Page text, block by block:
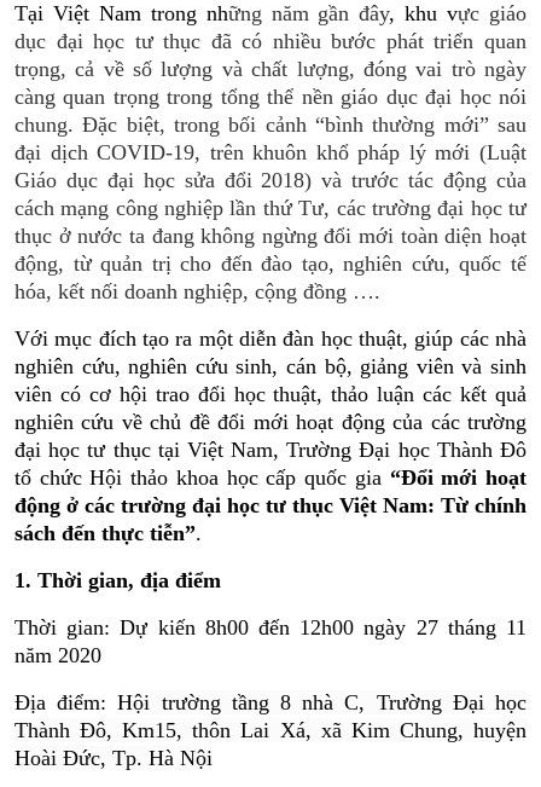
Tại Việt Nam trong những năm gần đây, khu vực giáo
dục đại học tư thục đã có nhiều bước phát triển quan
trọng, cả về số lượng và chất lượng, đóng vai trò ngày
càng quan trọng trong tổng thể nền giáo dục đại học nói
chung. Đặc biệt, trong bối cảnh “bình thường mới” sau
đại dịch COVID-19, trên khuôn khổ pháp lý mới (Luật
Giáo dục đại học sửa đổi 2018) và trước tác động của
cách mạng công nghiệp lần thứ Tư, các trường đại học tư
thục ở nước ta đang không ngừng đổi mới toàn diện hoạt
động, từ quản trị cho đến đào tạo, nghiên cứu, quốc tế
hóa, kết nối doanh nghiệp, cộng đồng ….
Với mục đích tạo ra một diễn đàn học thuật, giúp các nhà
nghiên cứu, nghiên cứu sinh, cán bộ, giảng viên và sinh
viên có cơ hội trao đổi học thuật, thảo luận các kết quả
nghiên cứu về chủ đề đổi mới hoạt động của các trường
đại học tư thục tại Việt Nam, Trường Đại học Thành Đô
tổ chức Hội thảo khoa học cấp quốc gia “Đổi mới hoạt
động ở các trường đại học tư thục Việt Nam: Từ chính
sách đến thực tiễn”.
1. Thời gian, địa điểm
Thời gian: Dự kiến 8h00 đến 12h00 ngày 27 tháng 11
năm 2020
Địa điểm:Hội trường tầng 8 nhà C, Trường Đại học
Thành Đô, Km15, thôn Lai Xá, xã Kim Chung, huyện
Hoài Đức, Tp. Hà Nội